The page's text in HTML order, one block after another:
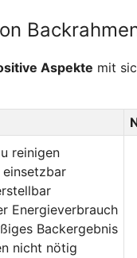
Aspekte mit
reinigen
Energieverbrauch
Backergebnis
nicht nötig